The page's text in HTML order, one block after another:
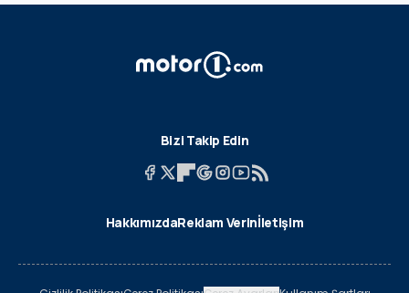
Bizi Takip Edin
HakkımızdaReklam Verinİletişim